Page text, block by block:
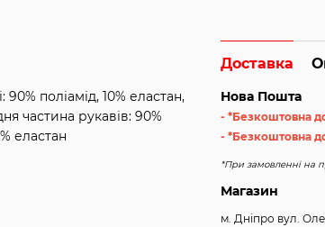
поліамід, 10% еластан,
частина рукавів: 90%
еластан
Доставка
Нова Пошта
- *Безкоштовна
- *Безкоштовна
*При замовленні на
Магазин
м. Дніпро вул.